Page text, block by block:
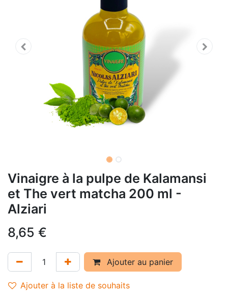
Vinaigre à la pulpe de Kalamansi
et The vert matcha 200 ml -
Alziari
8,65 €
Ajouter au panier
Ajouter à la liste de souhaits